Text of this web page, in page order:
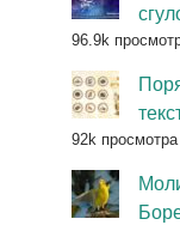
96.9k
92k просмотра